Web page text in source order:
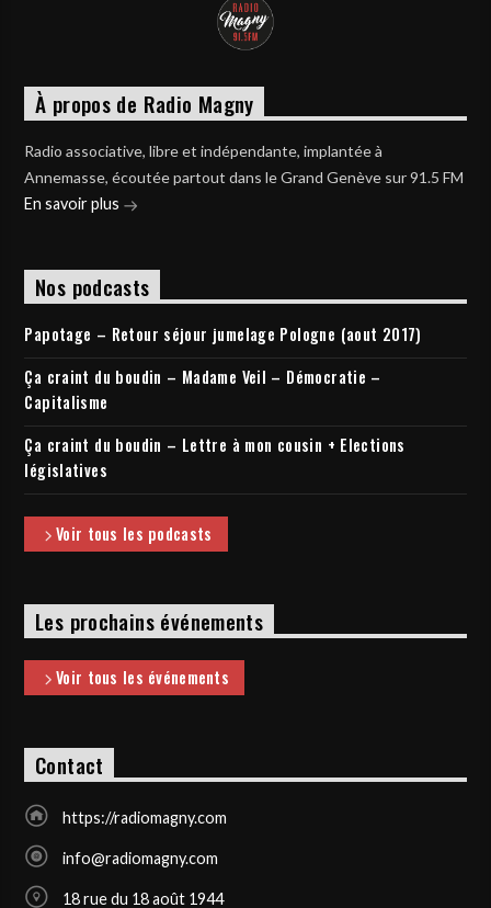
À propos de Radio Magny
Radio associative, libre et indépendante, implantée à
Annemasse, écoutée partout dans le Grand Genève sur 91.5 FM
En savoir plus
Nos podcasts
Papotage – Retour séjour jumelage Pologne (aout 2017)
Ça craint du boudin – Madame Veil – Démocratie –
Capitalisme
Ça craint du boudin – Lettre à mon cousin + Elections
législatives
Voir tous les podcasts
Les prochains événements
Voir tous les événements
Contact
https://radiomagny.com
info@radiomagny.com
18 rue du 18 août 1944